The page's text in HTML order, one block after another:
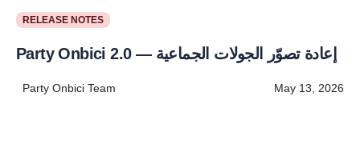
RELEASE NOTES
Party Onbici 2.0 — إعادة تصوّر الجولات الجماعية
Party Onbici Team May 13, 2026